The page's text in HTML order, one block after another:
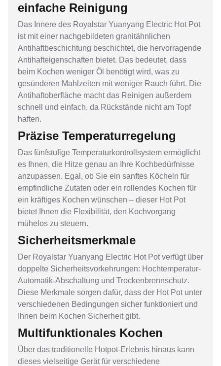
einfache Reinigung
Das Innere des Royalstar Yuanyang Electric Hot Pot
ist mit einer nachgebildeten granitähnlichen
Antihaftbeschichtung beschichtet, die hervorragende
Antihafteigenschaften bietet. Das bedeutet, dass
beim Kochen weniger Öl benötigt wird, was zu
gesünderen Mahlzeiten mit weniger Rauch führt. Die
Antihaftoberfläche macht das Reinigen außerdem
schnell und einfach, da Rückstände nicht am Topf
haften.
Präzise Temperaturregelung
Das fünfstufige Temperaturkontrollsystem ermöglicht
es Ihnen, die Hitze genau an Ihre Kochbedürfnisse
anzupassen. Egal, ob Sie ein sanftes Köcheln für
empfindliche Zutaten oder ein rollendes Kochen für
ein kräftiges Kochen wünschen – dieser Hot Pot
bietet Ihnen die Flexibilität, den Kochvorgang
mühelos zu steuern.
Sicherheitsmerkmale
Der Royalstar Yuanyang Electric Hot Pot verfügt über
doppelte Sicherheitsvorkehrungen: Hochtemperatur-
Automatik-Abschaltung und Trockenbrennschutz.
Diese Merkmale sorgen dafür, dass der Hot Pot unter
verschiedenen Bedingungen sicher funktioniert und
Ihnen beim Kochen Sicherheit gibt.
Multifunktionales Kochen
Über das traditionelle Hotpot-Erlebnis hinaus kann
dieses vielseitige Gerät für verschiedene